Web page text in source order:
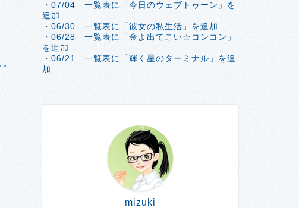
・07/04 一覧表に「今日のウェブトゥーン」を
追加
・06/30 一覧表に「彼女の私生活」を追加
・06/28 一覧表に「金よ出てこい☆コンコン」
を追加
・06/21 一覧表に「輝く星のターミナル」を追
加
mizuki